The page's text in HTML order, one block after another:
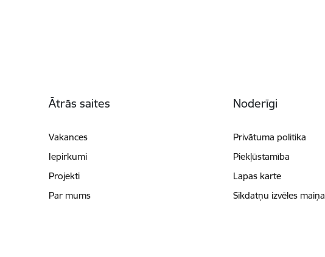
Ātrās saites
Vakances
Iepirkumi
Projekti
Par mums
Noderīgi
Privātuma politika
Piekļūstamība
Lapas karte
Sīkdatņu izvēles maiņa